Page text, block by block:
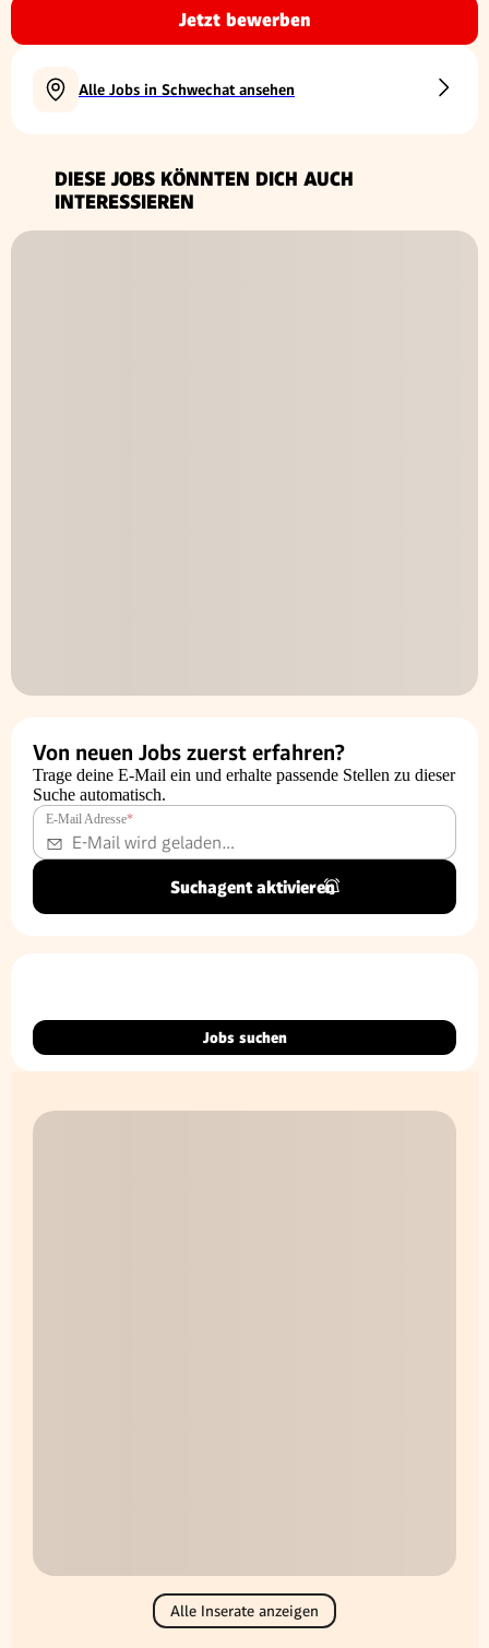
Jetzt bewerben
Alle Jobs in Schwechat ansehen
DIESE JOBS KÖNNTEN DICH AUCH
INTERESSIEREN
Von neuen Jobs zuerst erfahren?
Trage deine E-Mail ein und erhalte passende Stellen zu dieser
Suche automatisch.
E-Mail Adresse*
Suchagent aktivieren
Jobs suchen
Alle Inserate anzeigen